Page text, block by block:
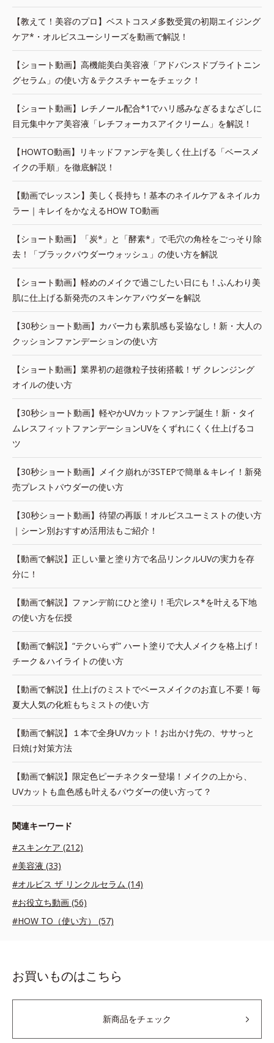
【教えて！美容のプロ】ベストコスメ多数受賞の初期エイジング
ケア*・オルビスユーシリーズを動画で解説！
【ショート動画】高機能美白美容液「アドバンスドブライトニン
グセラム」の使い方＆テクスチャーをチェック！
【ショート動画】レチノール配合*1でハリ感みなぎるまなざしに
目元集中ケア美容液「レチフォーカスアイクリーム」を解説！
【HOWTO動画】リキッドファンデを美しく仕上げる「ベースメ
イクの手順」を徹底解説！
【動画でレッスン】美しく長持ち！基本のネイルケア＆ネイルカ
ラー｜キレイをかなえるHOW TO動画
【ショート動画】「炭*」と「酵素*」で毛穴の角栓をごっそり除
去！「ブラックパウダーウォッシュ」の使い方を解説
【ショート動画】軽めのメイクで過ごしたい日にも！ふんわり美
肌に仕上げる新発売のスキンケアパウダーを解説
【30秒ショート動画】カバー力も素肌感も妥協なし！新・大人の
クッションファンデーションの使い方
【ショート動画】業界初の超微粒子技術搭載！ザ クレンジング
オイルの使い方
【30秒ショート動画】軽やかUVカットファンデ誕生！新・タイ
ムレスフィットファンデーションUVをくずれにくく仕上げるコ
ツ
【30秒ショート動画】メイク崩れが3STEPで簡単＆キレイ！新発
売プレストパウダーの使い方
【30秒ショート動画】待望の再販！オルビスユーミストの使い方
｜シーン別おすすめ活用法もご紹介！
【動画で解説】正しい量と塗り方で名品リンクルUVの実力を存
分に！
【動画で解説】ファンデ前にひと塗り！毛穴レス*を叶える下地
の使い方を伝授
【動画で解説】“テクいらず” ハート塗りで大人メイクを格上げ！
チーク＆ハイライトの使い方
【動画で解説】仕上げのミストでベースメイクのお直し不要！毎
夏大人気の化粧もちミストの使い方
【動画で解説】１本で全身UVカット！お出かけ先の、ササっと
日焼け対策方法
【動画で解説】限定色ピーチネクター登場！メイクの上から、
UVカットも血色感も叶えるパウダーの使い方って？
関連キーワード
#スキンケア (212)
#美容液 (33)
#オルビス ザ リンクルセラム (14)
#お役立ち動画 (56)
#HOW TO（使い方） (57)
お買いものはこちら
新商品をチェック